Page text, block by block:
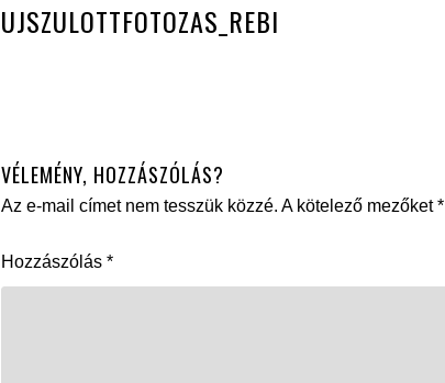
UJSZULOTTFOTOZAS_REBI
VÉLEMÉNY, HOZZÁSZÓLÁS?
Az e-mail címet nem tesszük közzé. A kötelező mezőket*
Hozzászólás *